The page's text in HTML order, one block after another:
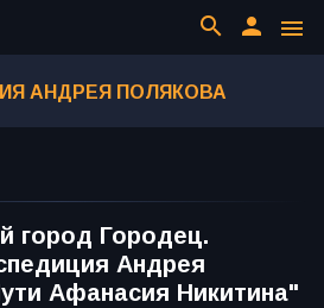
menu
person
search
АНДРЕЯ ПОЛЯКОВА
город Городец.
Андрея
Афанасия Никитина"